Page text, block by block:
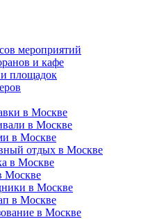
мероприятий
и кафе
площадок
в Москве
в Москве
в Москве
отдых в Москве
в Москве
Москве
в Москве
в Москве
в Москве